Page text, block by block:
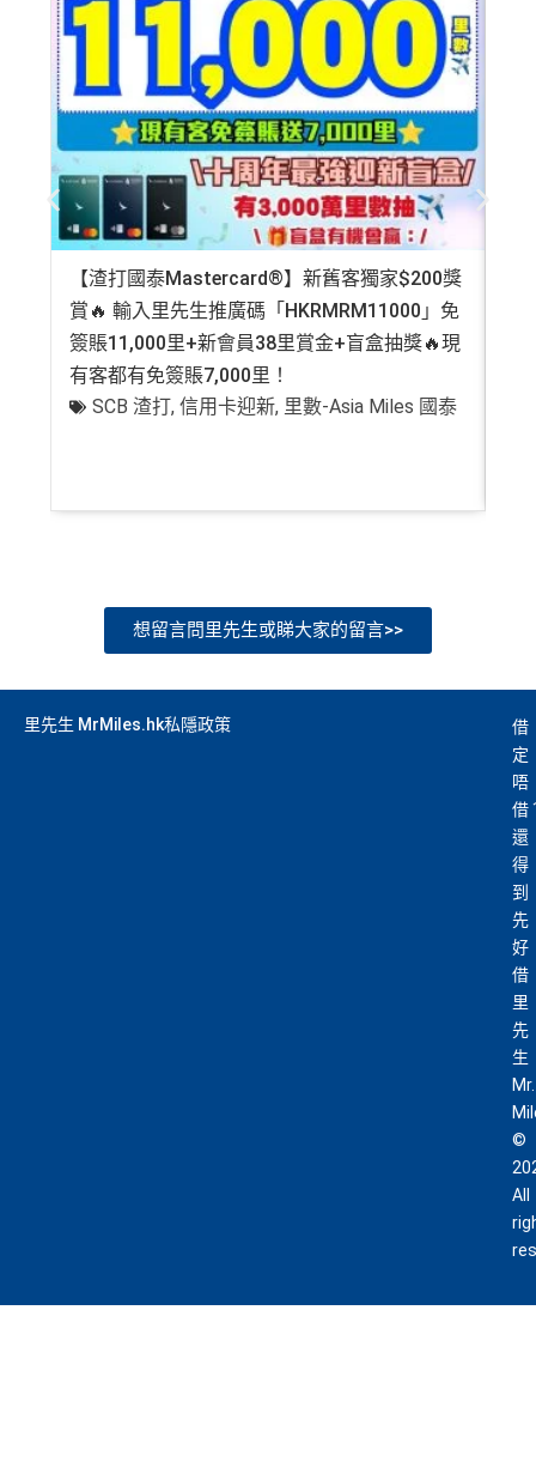
【渣打國泰Mastercard®】新舊客獨家$200獎
賞🔥 輸入里先生推廣碼「HKRMRM11000」免
簽賬11,000里+新會員38里賞金+盲盒抽獎🔥現
有客都有免簽賬7,000里！
SCB 渣打,信用卡迎新, 里數-Asia Miles 國泰
想留言問里先生或睇大家的留言>>
里先生 MrMiles.hk私隱政策
借
定
唔
借
還
得
到
先
好
借
里
先
生
Mr.
©
All